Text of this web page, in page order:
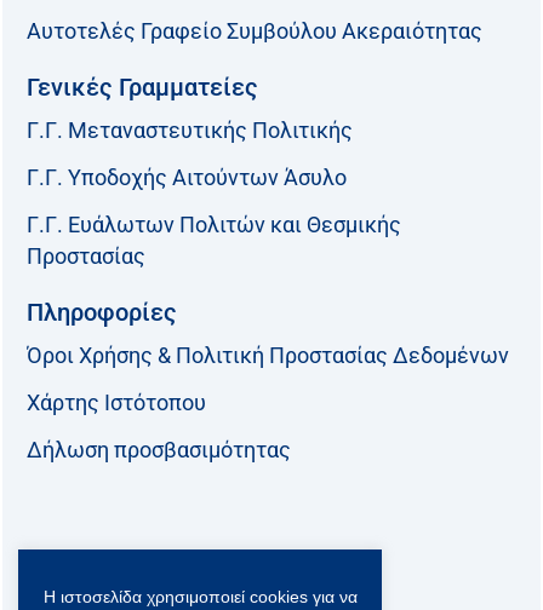
Αυτοτελές Γραφείο Συμβούλου Ακεραιότητας
Γενικές Γραμματείες
Γ.Γ. Μεταναστευτικής Πολιτικής
Γ.Γ. Υποδοχής Αιτούντων Άσυλο
Γ.Γ. Ευάλωτων Πολιτών και Θεσμικής
Προστασίας
Πληροφορίες
Όροι Χρήσης & Πολιτική Προστασίας Δεδομένων
Χάρτης Ιστότοπου
Δήλωση προσβασιμότητας
F T L Y
Η ιστοσελίδα χρησιμοποιεί cookies για να